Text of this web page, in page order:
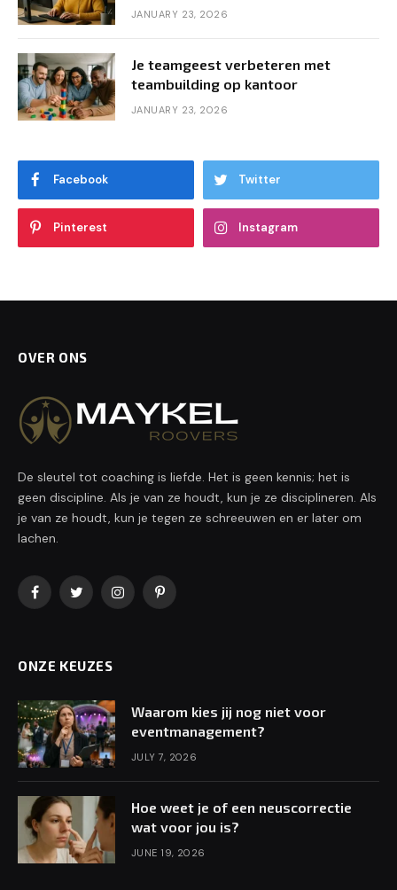
JANUARY 23, 2026
Je teamgeest verbeteren met
teambuilding op kantoor
JANUARY 23, 2026
Facebook Twitter
Pinterest Instagram
OVER ONS
De sleutel tot coaching is liefde. Het is geen kennis; het is
geen discipline. Als je van ze houdt, kun je ze disciplineren. Als
je van ze houdt, kun je tegen ze schreeuwen en er later om
lachen.
FacebookTwitterInstagramPinterest
ONZE KEUZES
Waarom kies jij nog niet voor
eventmanagement?
JULY 7, 2026
Hoe weet je of een neuscorrectie
wat voor jou is?
JUNE 19, 2026